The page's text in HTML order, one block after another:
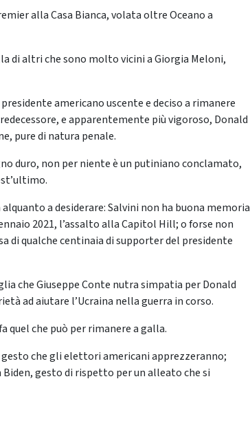
alla Casa Bianca, volata oltre Oceano a
di altri che sono molto vicini a Giorgia Meloni,
americano uscente e deciso a rimanere
e apparentemente più vigoroso, Donald
pure di natura penale.
duro, non per niente è un putiniano conclamato,
a desiderare: Salvini non ha buona memoria
2021, l’assalto alla Capitol Hill; o forse non
di qualche centinaia di supporter del presidente
che Giuseppe Conte nutra simpatia per Donald
ad aiutare l’Ucraina nella guerra in corso.
quel che può per rimanere a galla.
gesto che gli elettori americani apprezzeranno;
gesto di rispetto per un alleato che si